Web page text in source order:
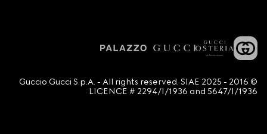
© 2016 - 2025 Guccio Gucci S.p.A. - All rights reserved. SIAE
LICENCE # 2294/I/1936 and 5647/I/1936